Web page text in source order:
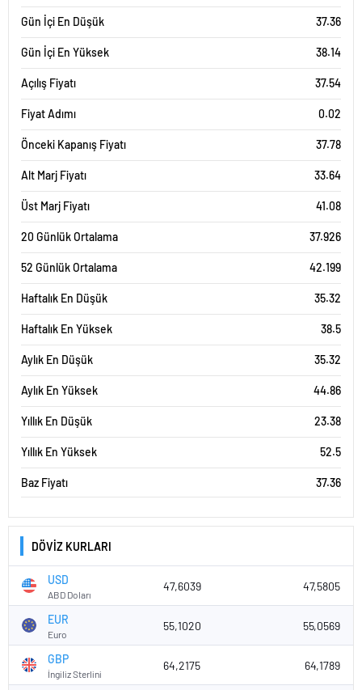
Gün İçi En Düşük 37.36
Gün İçi En Yüksek 38.14
Açılış Fiyatı 37.54
Fiyat Adımı 0.02
Önceki Kapanış Fiyatı 37.78
Alt Marj Fiyatı 33.64
Üst Marj Fiyatı 41.08
20 Günlük Ortalama 37.926
52 Günlük Ortalama 42.199
Haftalık En Düşük 35.32
Haftalık En Yüksek 38.5
Aylık En Düşük 35.32
Aylık En Yüksek 44.86
Yıllık En Düşük 23.38
Yıllık En Yüksek 52.5
Baz Fiyatı 37.36
DÖVİZ KURLARI
USD
ABD Doları
47,6039 47,5805
EUR
Euro
55,1020 55,0569
GBP
İngiliz Sterlini
64,2175 64,1789